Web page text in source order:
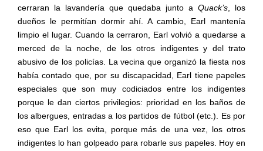
cerraran la lavandería que quedaba junto aQuack’s , los
dueños le permitían dormir ahí. A cambio, Earl mantenía
limpio el lugar. Cuando la cerraron, Earl volvió a quedarse a
merced de la noche, de los otros indigentes y del trato
abusivo de los policías. La vecina que organizó la fiesta nos
había contado que, por su discapacidad, Earl tiene papeles
especiales que son muy codiciados entre los indigentes
porque le dan ciertos privilegios: prioridad en los baños de
los albergues, entradas a los partidos de fútbol (etc.). Es por
eso que Earl los evita, porque más de una vez, los otros
indigentes lo han golpeado para robarle sus papeles. Hoy en